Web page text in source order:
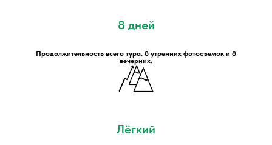
8 дней
Продолжительность всего тура. 8 утренних фотосъемок и 8
вечерних.
Лёгкий